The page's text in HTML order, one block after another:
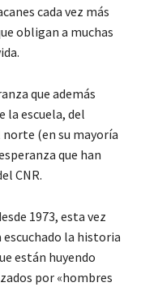
cada vez más
obligan a muchas
que además
la escuela, del
(en su mayoría
que han
CNR.
1973, esta vez
la historia
están huyendo
por «hombres